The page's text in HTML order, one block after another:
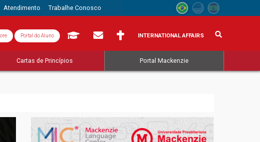
Atendimento Trabalhe Conosco
Portal do Aluno INTERNATIONAL AFFAIRS
Cartas de Princípios Portal Mackenzie